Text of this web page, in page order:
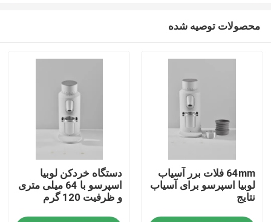
صفحه اصلی
محصولات توصیه شده
64mm فلات برر آسیاب
لوبیا اسپرسو برای آسیاب
نتایج
دستگاه خردکن لوبیا
اسپرسو با 64 میلی متری
و ظرفیت 120 گرم